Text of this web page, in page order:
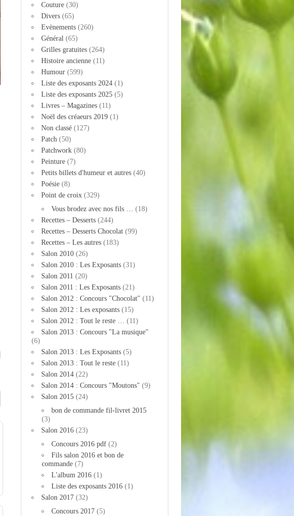
Couture (30)
Divers (65)
Evènements (260)
Général (65)
Grilles gratuites (264)
Histoire ancienne (11)
Humour (599)
Liste des exposants 2024 (1)
Liste des exposants 2025 (5)
Livres – Magazines (11)
Noël des créaeurs 2019 (1)
Non classé (127)
Patch (50)
Patchwork (80)
Peinture (7)
Petits billets d'humeur et autres (40)
Poésie (8)
Point de croix (329)
Vous brodez avec nos fils …
(18)
Recettes – Desserts (244)
Recettes – Desserts Chocolat (99)
Recettes – Les autres (183)
Salon 2010 (26)
Salon 2010 : Les Exposants (31)
Salon 2011 (20)
Salon 2011 : Les Exposants (21)
Salon 2012 : Concours "Chocolat" (11)
Salon 2012 : Les exposants (15)
Salon 2012 : Tout le reste …
(11)
Salon 2013 : Concours "La musique"
(6)
Salon 2013 : Les Exposants (5)
Salon 2013 : Tout le reste (11)
Salon 2014 (22)
Salon 2014 : Concours "Moutons" (9)
Salon 2015 (24)
bon de commande fil-livret 2015
(3)
Salon 2016 (23)
Concours 2016 pdf (2)
Fils salon 2016 et bon de
commande (7)
L'album 2016 (1)
Liste des exposants 2016 (1)
Salon 2017 (32)
Concours 2017 (5)